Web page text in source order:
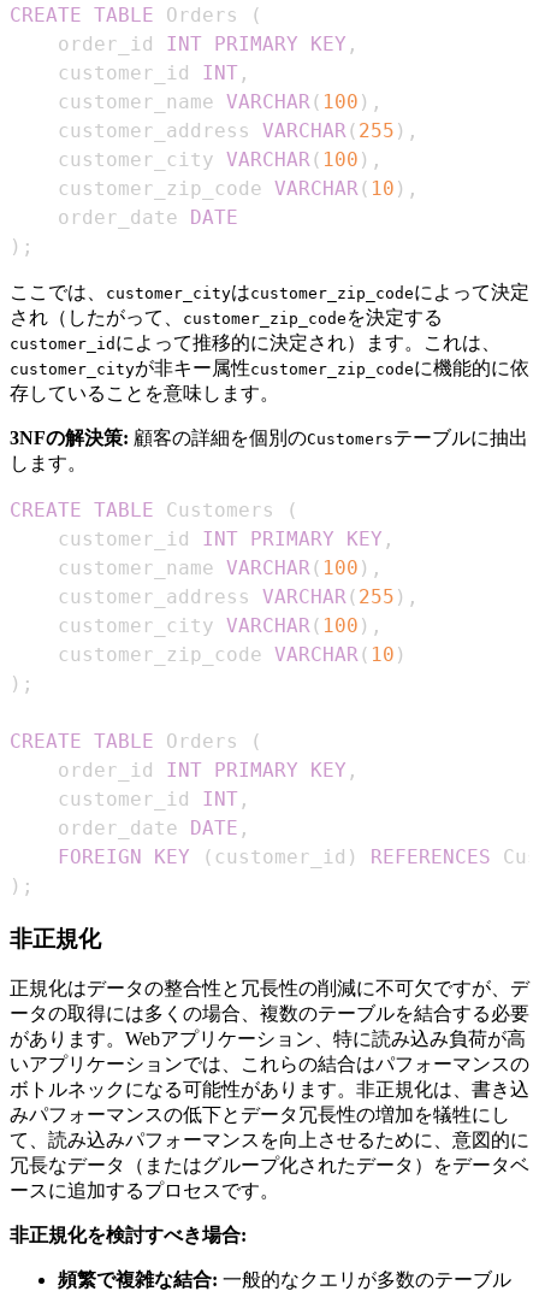
CREATE TABLE Orders
(
    order_id
INT PRIMARY KEY ,
    customer_id
INT ,
    customer_name
VARCHAR( 100 ) ,
    customer_address
VARCHAR( 255 ) ,
    customer_city
VARCHAR( 100 ) ,
    customer_zip_code
VARCHAR( 10 ) ,
    order_date
DATE
) ;
ここでは、 customer_cityはcustomer_zip_codeによって決定
され（したがって、
customer_zip_code を決定する
customer_id によって推移的に決定され）ます。これは、
customer_cityが非キー属性customer_zip_codeに機能的に依
存していることを意味します。
3NFの解決策: 顧客の詳細を個別のCustomersテーブルに抽出
します。
CREATE TABLE Customers
(
    customer_id
INT PRIMARY KEY ,
    customer_name
VARCHAR( 100 ) ,
    customer_address
VARCHAR( 255 ) ,
    customer_city
VARCHAR( 100 ) ,
    customer_zip_code
VARCHAR( 10 )
) ;
CREATE TABLE Orders
(
    order_id
INT PRIMARY KEY ,
    customer_id
INT ,
    order_date
DATE ,
FOREIGN
KEY ( customer_id ) REFERENCES
) ;
非正規化
正規化はデータの整合性と冗長性の削減に不可欠ですが、デ
ータの取得には多くの場合、複数のテーブルを結合する必要
があります。Webアプリケーション、特に読み込み負荷が高
いアプリケーションでは、これらの結合はパフォーマンスの
ボトルネックになる可能性があります。非正規化は、書き込
みパフォーマンスの低下とデータ冗長性の増加を犠牲にし
て、読み込みパフォーマンスを向上させるために、意図的に
冗長なデータ（またはグループ化されたデータ）をデータベ
ースに追加するプロセスです。
非正規化を検討すべき場合:
頻繁で複雑な結合: 一般的なクエリが多数のテーブル